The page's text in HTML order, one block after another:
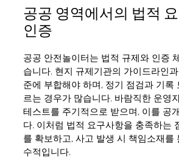
공공 영역에서의 법적
인증
공공 안전놀이터는 법적 규제와 인증
습니다. 현지 규제기관의 가이드라인
준에 부합해야 하며, 정기 점검과 기록
르는 경우가 많습니다. 바람직한 운영
테스트를 주기적으로 받으며, 이를 공
다. 이처럼 법적 요구사항을 충족하는
를 확보하고, 사고 발생 시 책임소재를
수적입니다.